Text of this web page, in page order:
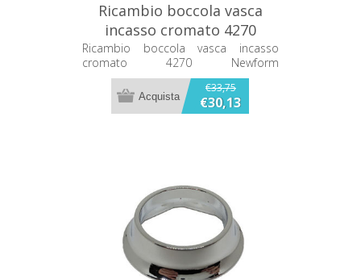
Ricambio boccola vasca
incasso cromato 4270
Newform 17322.21.018
Ricambio boccola vasca incasso
cromato 4270 Newform
17322.21.018
€33,75
€30,13